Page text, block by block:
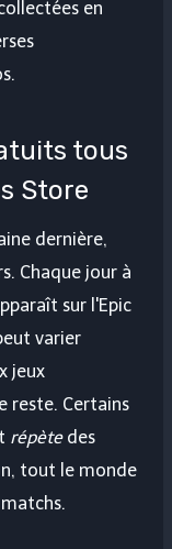
en
tous
Store
dernière,
Chaque jour à
sur l'Epic
varier
jeux
reste. Certains
répète des
tout le monde